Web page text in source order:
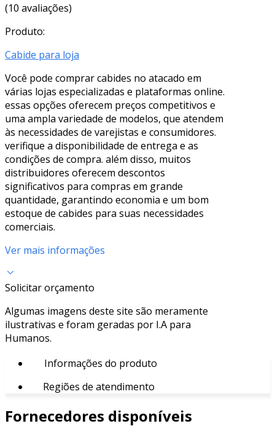
(10 avaliações)
Produto:
Cabide para loja
Você pode comprar cabides no atacado em
várias lojas especializadas e plataformas online.
essas opções oferecem preços competitivos e
uma ampla variedade de modelos, que atendem
às necessidades de varejistas e consumidores.
verifique a disponibilidade de entrega e as
condições de compra. além disso, muitos
distribuidores oferecem descontos
significativos para compras em grande
quantidade, garantindo economia e um bom
estoque de cabides para suas necessidades
comerciais.
Ver mais informações
Solicitar orçamento
Algumas imagens deste site são meramente
ilustrativas e foram geradas por I.A para
Humanos.
Informações do produto
Regiões de atendimento
Fornecedores disponíveis